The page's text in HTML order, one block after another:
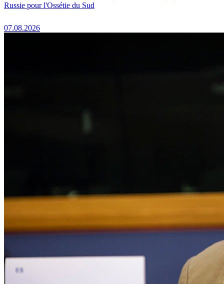
Russie pour l'Ossétie du Sud
07.08.2026